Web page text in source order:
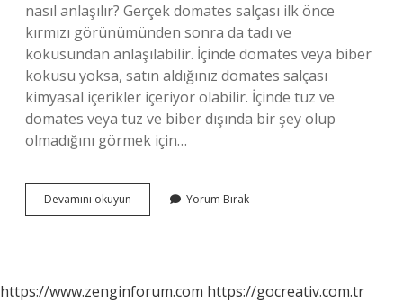
nasıl anlaşılır? Gerçek domates salçası ilk önce
kırmızı görünümünden sonra da tadı ve
kokusundan anlaşılabilir. İçinde domates veya biber
kokusu yoksa, satın aldığınız domates salçası
kimyasal içerikler içeriyor olabilir. İçinde tuz ve
domates veya tuz ve biber dışında bir şey olup
olmadığını görmek için…
Devamını okuyun
Salçasında
Yorum Bırak
https://www.zenginforum.com https://gocreativ.com.tr